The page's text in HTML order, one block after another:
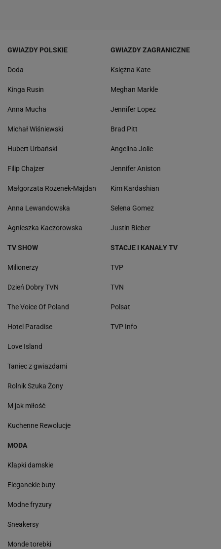
GWIAZDY POLSKIE
Doda
Kinga Rusin
Anna Mucha
Michał Wiśniewski
Hubert Urbański
Filip Chajzer
Małgorzata Rozenek-Majdan
Anna Lewandowska
Agnieszka Kaczorowska
GWIAZDY ZAGRANICZNE
Księżna Kate
Meghan Markle
Jennifer Lopez
Brad Pitt
Angelina Jolie
Jennifer Aniston
Kim Kardashian
Selena Gomez
Justin Bieber
TV SHOW
Milionerzy
Dzień Dobry TVN
The Voice Of Poland
Hotel Paradise
Love Island
Taniec z gwiazdami
Rolnik Szuka Żony
M jak miłość
Kuchenne Rewolucje
STACJE I KANAŁY TV
TVP
TVN
Polsat
TVP Info
MODA
Klapki damskie
Eleganckie buty
Modne fryzury
Sneakersy
Monde torebki